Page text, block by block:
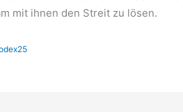
mit ihnen den Streit zu lösen.